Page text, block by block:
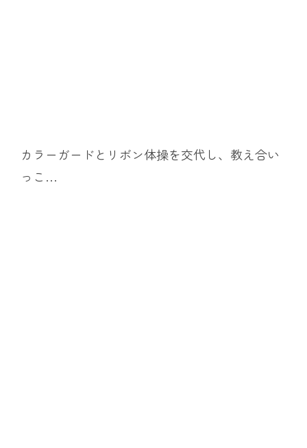
カラーガードとリボン体操を交代し、教え合い
っこ…